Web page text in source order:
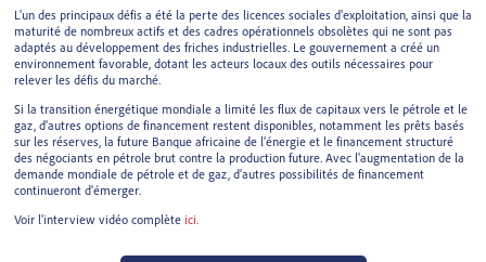
L'un des principaux défis a été la perte des licences sociales d'exploitation, ainsi que la
maturité de nombreux actifs et des cadres opérationnels obsolètes qui ne sont pas
adaptés au développement des friches industrielles. Le gouvernement a créé un
environnement favorable, dotant les acteurs locaux des outils nécessaires pour
relever les défis du marché.
Si la transition énergétique mondiale a limité les flux de capitaux vers le pétrole et le
gaz, d'autres options de financement restent disponibles, notamment les prêts basés
sur les réserves, la future Banque africaine de l'énergie et le financement structuré
des négociants en pétrole brut contre la production future. Avec l'augmentation de la
demande mondiale de pétrole et de gaz, d'autres possibilités de financement
continueront d'émerger.
Voir l'interview vidéo complète ici.